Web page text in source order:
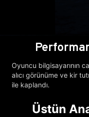
Oyuncu bilgisayarının
alıcı görünüme ve kir
ile kaplandı.
Üstün